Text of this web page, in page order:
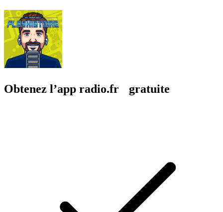
Obtenez l’app radio.fr gratuite